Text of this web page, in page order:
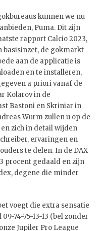
kunnen we nu
Puma. Dit zijn
rapport Calcio 2023,
basisinzet, de gokmarkt
aan de applicatie is
en te installeren,
a priori vanaf de
Kolarov in de
Bastoni en Skriniar in
Wurm zullen u op de
zich in detail wijden
ervaringen en
te delen. In de DAX
procent gedaald en zijn
degene die minder
voegt die extra sensatie
74-75-13-13 (bel zonder
Jupiler Pro League